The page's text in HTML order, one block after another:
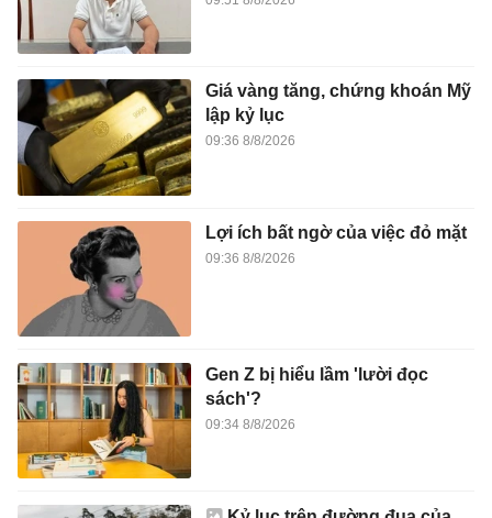
Lợi ích bất ngờ của việc đỏ mặt
09:36 8/8/2026
Gen Z bị hiểu lầm 'lười đọc
sách'?
Kỷ lục trên đường đua của
siêu xe Lamborghini Revuelto
Cá, tôm, cua... vẫn phải 'còng